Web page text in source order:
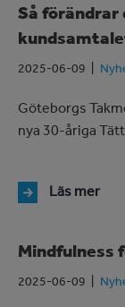
Så
2025-06-09
Göteborgs
nya 30-åriga
Läs mer
Mindfulness
2025-06-09